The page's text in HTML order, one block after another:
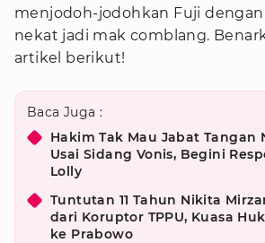
menjodoh-jodohkan Fuji dengan
nekat jadi mak comblang.
artikel berikut!
Baca Juga :
Hakim Tak Mau Jabat Tangan
Usai Sidang Vonis, Begini
Lolly
Tuntutan 11 Tahun Nikita
dari Koruptor TPPU, Kuasa
ke Prabowo